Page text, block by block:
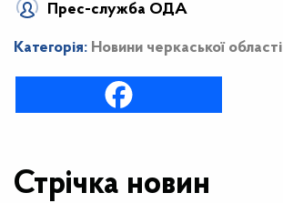
Прес-служба ОДА
Категорія: Новини черкаської області
Стрічка новин